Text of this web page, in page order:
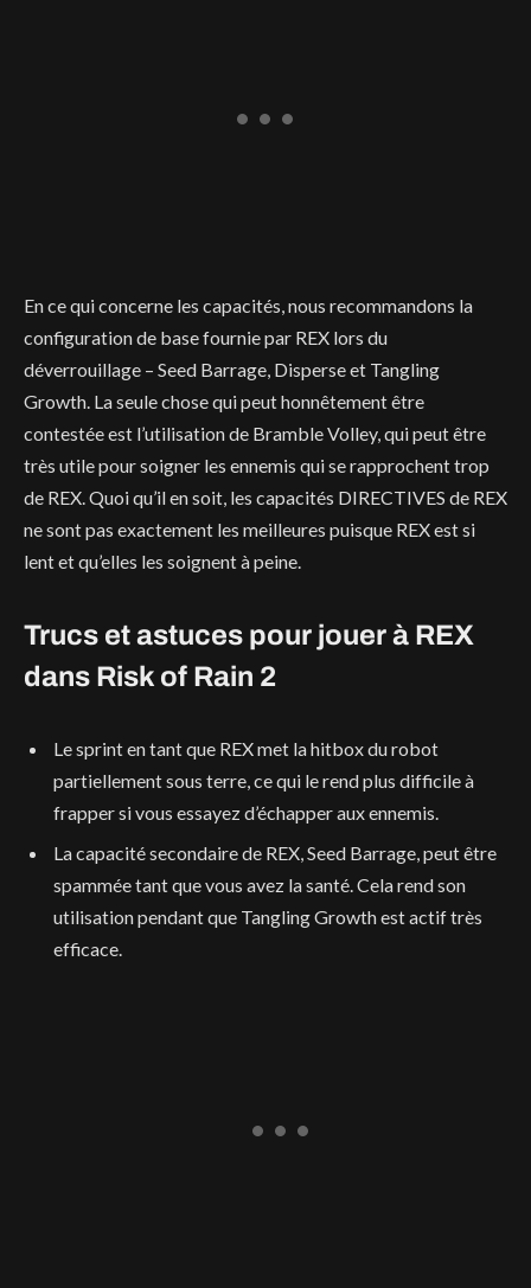
En ce qui concerne les capacités, nous recommandons la
configuration de base fournie par REX lors du
déverrouillage – Seed Barrage, Disperse et Tangling
Growth. La seule chose qui peut honnêtement être
contestée est l’utilisation de Bramble Volley, qui peut être
très utile pour soigner les ennemis qui se rapprochent trop
de REX. Quoi qu’il en soit, les capacités DIRECTIVES de REX
ne sont pas exactement les meilleures puisque REX est si
lent et qu’elles les soignent à peine.
Trucs et astuces pour jouer à REX
dans Risk of Rain 2
Le sprint en tant que REX met la hitbox du robot
partiellement sous terre, ce qui le rend plus difficile à
frapper si vous essayez d’échapper aux ennemis.
La capacité secondaire de REX, Seed Barrage, peut être
spammée tant que vous avez la santé. Cela rend son
utilisation pendant que Tangling Growth est actif très
efficace.